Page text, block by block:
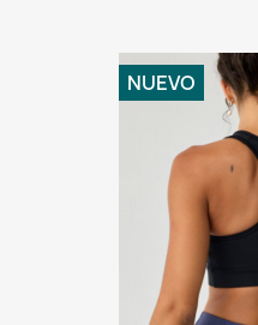
NUEVO